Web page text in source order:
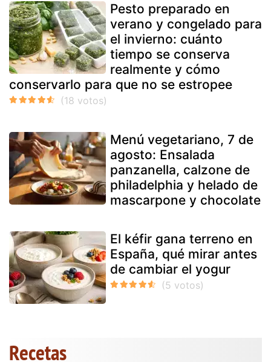
Pesto preparado en
verano y congelado para
el invierno: cuánto
tiempo se conserva
realmente y cómo
conservarlo para que no se estropee
Menú vegetariano, 7 de
agosto: Ensalada
panzanella, calzone de
philadelphia y helado de
mascarpone y chocolate
El kéfir gana terreno en
España, qué mirar antes
de cambiar el yogur
Recetas